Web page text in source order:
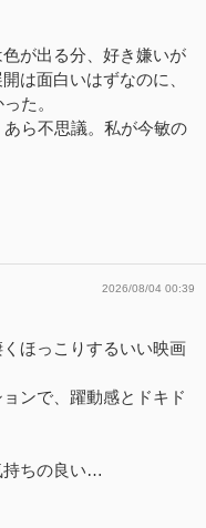
が出る分、好き嫌いが
は面白いはずなのに、
た。
ら不思議。私が今敏の
2026/08/04 00:39
ほっこりするいい映画
ンで、躍動感とドキド
持ちの良い…